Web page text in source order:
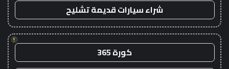
شراء سيارات قديمة تشليح
!
كورة 365